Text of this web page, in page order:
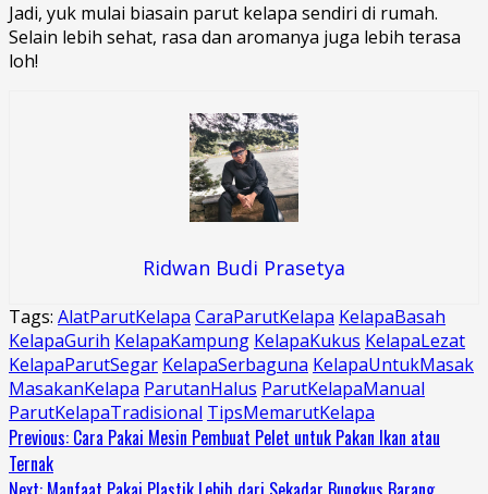
Jadi, yuk mulai biasain parut kelapa sendiri di rumah.
Selain lebih sehat, rasa dan aromanya juga lebih terasa
loh!
Ridwan Budi Prasetya
Tags: AlatParutKelapa CaraParutKelapa KelapaBasah
KelapaGurih KelapaKampung KelapaKukus KelapaLezat
KelapaParutSegar KelapaSerbaguna KelapaUntukMasak
MasakanKelapa ParutanHalus ParutKelapaManual
ParutKelapaTradisional TipsMemarutKelapa
Continue
Reading
Previous: Cara Pakai Mesin Pembuat Pelet untuk Pakan Ikan atau
Ternak